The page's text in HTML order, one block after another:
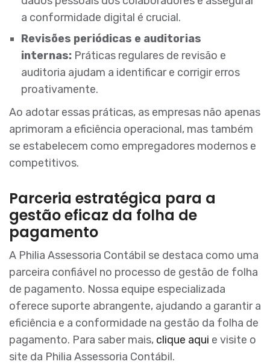
a conformidade digital é crucial.
Revisões periódicas e auditorias
internas: Práticas regulares de revisão e
auditoria ajudam a identificar e corrigir erros
proativamente.
Ao adotar essas práticas, as empresas não apenas
aprimoram a eficiência operacional, mas também
se estabelecem como empregadores modernos e
competitivos.
Parceria estratégica para a
gestão eficaz da folha de
pagamento
A Philia Assessoria Contábil se destaca como uma
parceira confiável no processo de gestão de folha
de pagamento. Nossa equipe especializada
oferece suporte abrangente, ajudando a garantir a
eficiência e a conformidade na gestão da folha de
pagamento. Para saber mais, clique aqui e visite o
site da Philia Assessoria Contábil.